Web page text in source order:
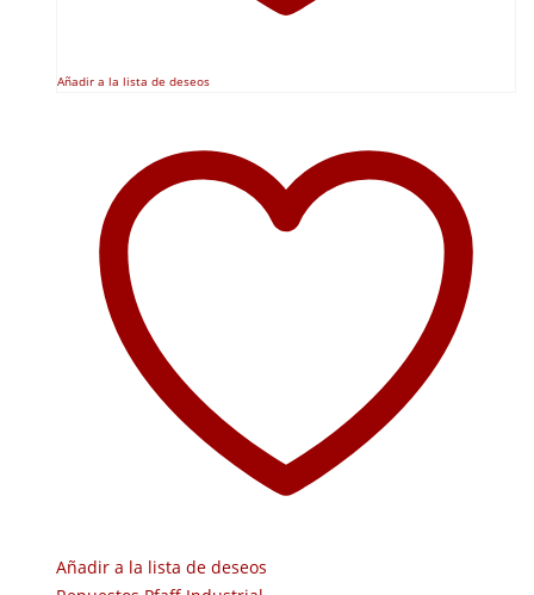
Añadir a la lista de deseos
Añadir a la lista de deseos